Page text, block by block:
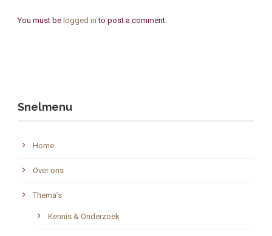
You must be logged in to post a comment.
Snelmenu
Home
Over ons
Thema’s
Kennis & Onderzoek